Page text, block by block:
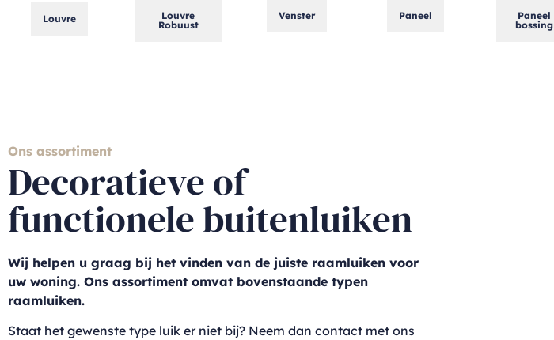
Louvre
Louvre
Robuust
Venster Paneel
Paneel
bossing
Ons assortiment
Decoratieve of
functionele buitenluiken
Wij helpen u graag bij het vinden van de juiste raamluiken voor
uw woning. Ons assortiment omvat bovenstaande typen
raamluiken.
Staat het gewenste type luik er niet bij? Neem dan contact met ons